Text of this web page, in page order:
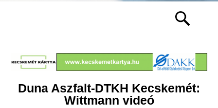
Duna Aszfalt-DTKH Kecskemét:
Wittmann videó